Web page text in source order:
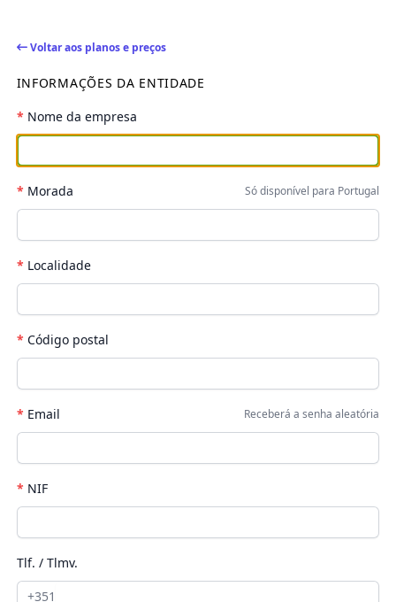
Voltar aos planos e preços
INFORMAÇÕES DA ENTIDADE
* Nome da empresa
* Morada Só disponível para Portugal
* Localidade
* Código postal
* Email Receberá a senha aleatória
* NIF
Tlf. / Tlmv.
+351